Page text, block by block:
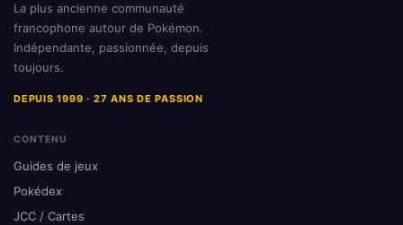
La plus ancienne communauté
francophone autour de Pokémon.
Indépendante, passionnée, depuis
toujours.
DEPUIS 1999 · 27 ANS DE PASSION
CONTENU
Guides de jeux
Pokédex
JCC / Cartes